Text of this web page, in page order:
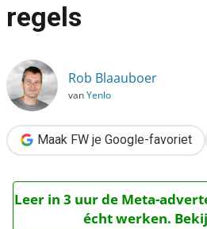
Durf jij los te laten? Van werk tot
regels
Rob Blaauboer
vanYenlo
Maak FW je Google-favoriet
Leer in 3 uur de Meta-
écht werken.